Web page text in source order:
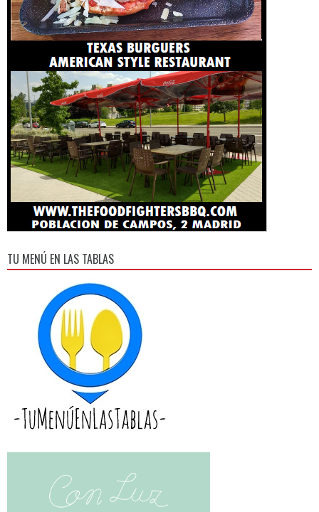
TU MENÚ EN LAS TABLAS